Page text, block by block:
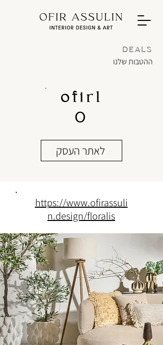
DEALS
ההטבות שלנו
ofir1
0
לאתר העסק
https://www.ofirassuli
n.design/floralis